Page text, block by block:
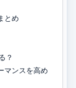
とめ
？
ンスを高め